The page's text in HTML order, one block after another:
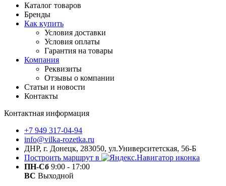
Каталог товаров
Бренды
Как купить
Условия доставки
Условия оплаты
Гарантия на товары
Компания
Реквизиты
Отзывы о компании
Статьи и новости
Контакты
Контактная информация
+7 949 317-04-94
info@vilka-rozetka.ru
ДНР, г. Донецк, 283050, ул.Университетская, 56-Б
Построить маршрут в
ПН-Сб 9:00 - 17:00
ВС Выходной